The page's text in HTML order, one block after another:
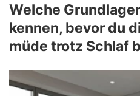
Welche
kennen, bevor du
müde trotz Schlaf